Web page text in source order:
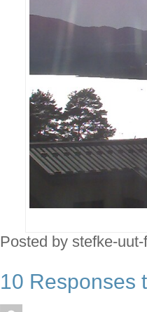
Posted by stefke-
10 Responses